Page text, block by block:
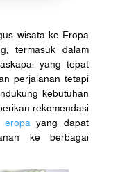
wisata ke Eropa
termasuk dalam
yang tepat
perjalanan tetapi
kebutuhan
rekomendasi
eropa yang dapat
ke berbagai